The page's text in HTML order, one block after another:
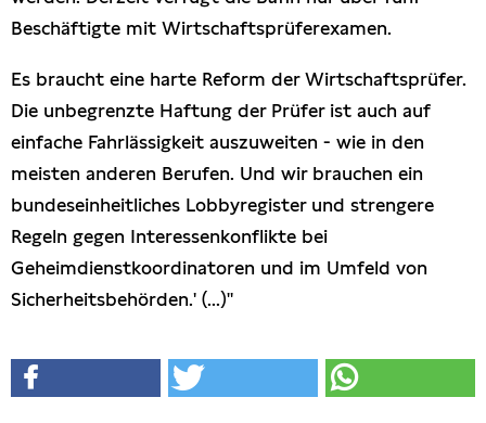
Beschäftigte mit Wirtschaftsprüferexamen.
Es braucht eine harte Reform der Wirtschaftsprüfer.
Die unbegrenzte Haftung der Prüfer ist auch auf
einfache Fahrlässigkeit auszuweiten - wie in den
meisten anderen Berufen. Und wir brauchen ein
bundeseinheitliches Lobbyregister und strengere
Regeln gegen Interessenkonflikte bei
Geheimdienstkoordinatoren und im Umfeld von
Sicherheitsbehörden.' (...)"